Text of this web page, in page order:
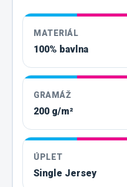
MATERIÁL
100% bavlna
GRAMÁŽ
200 g/m²
ÚPLET
Single Jersey